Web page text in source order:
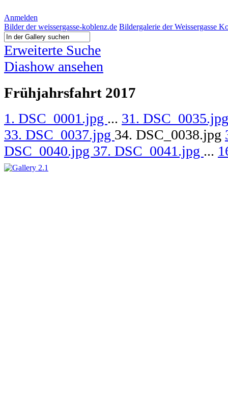
Anmelden
Bilder der weissergasse-koblenz.de Bildergalerie der Weissergasse
Erweiterte Suche
Diashow ansehen
Frühjahrsfahrt 2017
1. DSC_0001.jpg ... 31.
33. DSC_0037.jpg 34. DSC_0038.jpg
DSC_0040.jpg 37. DSC_0041.jpg ...